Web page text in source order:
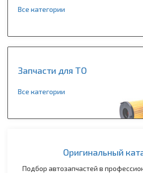
Все категории
Запчасти для ТО
Все категории
Оригинальный
Подбор автозапчастей в